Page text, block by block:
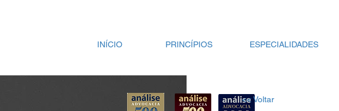
INÍCIO PRINCÍPIOS ESPECIALIDADES
<< Voltar